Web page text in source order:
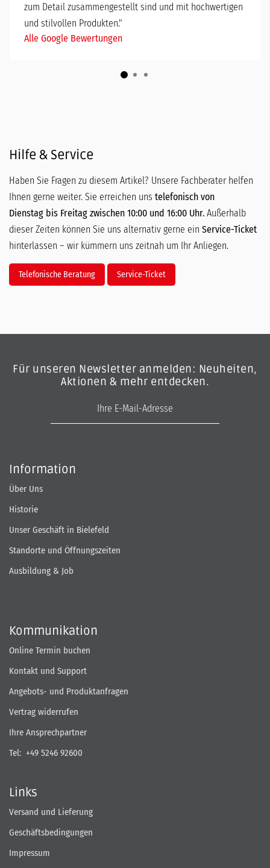
zum Detail zusammengestellt sind und mit hochwertigen
und stilvollen Produkten."
Alle Google Bewertungen
Hilfe & Service
Haben Sie Fragen zu diesem Artikel? Unsere Fachberater helfen
Ihnen gerne weiter. Sie erreichen uns telefonisch von
Dienstag bis Freitag zwischen 10:00 und 16:00 Uhr. Außerhalb
dieser Zeiten können Sie uns alternativ gerne ein Service-Ticket
hinterlassen – wir kümmern uns zeitnah um Ihr Anliegen.
Telefonische Beratung Service-Ticket
Für unseren Newsletter anmelden: Neuheiten,
Aktionen & mehr entdecken.
Information
Über Uns
Historie
Unser Geschäft in Bielefeld
Standorte und Öffnungszeiten
Ausbildung & Job
Kommunikation
Online Termin buchen
Kontakt und Support
Angebots- und Produktanfragen
Vertrag widerrufen
Ihre Ansprechpartner
Tel: +49 5246 92600
Links
Versand und Lieferung
Geschäftsbedingungen
Impressum